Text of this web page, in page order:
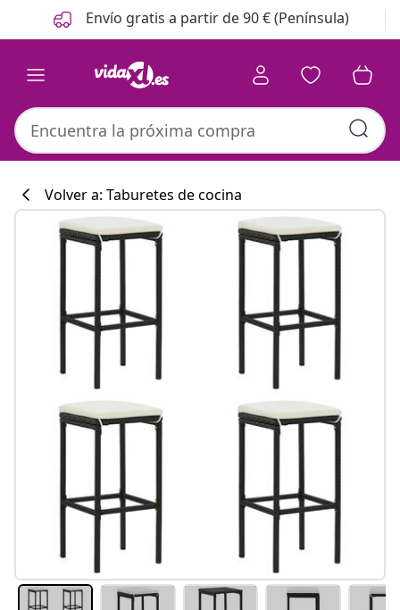
Anterior
Siguiente Envío gratis a partir de 90 € (Península)
#sharemevidaxl
Colección de
Volver a: Taburetes de cocina